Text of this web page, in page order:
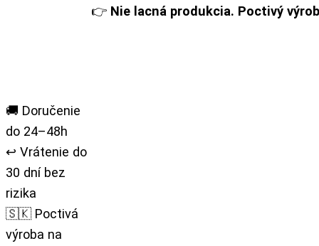
👉 Nie lacná produkcia. Poctivý
🚚 Doručenie
do 24–48h
↩️ Vrátenie do
30 dní bez
rizika
🇸🇰 Poctivá
výroba na